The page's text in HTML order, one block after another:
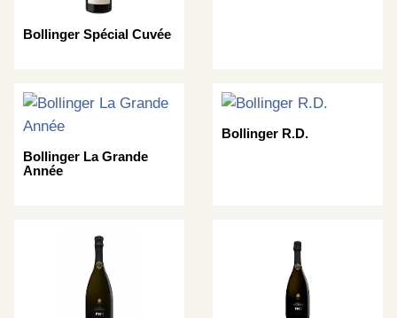
Bollinger Spécial Cuvée
Bollinger La Grande
Année
Bollinger R.D.